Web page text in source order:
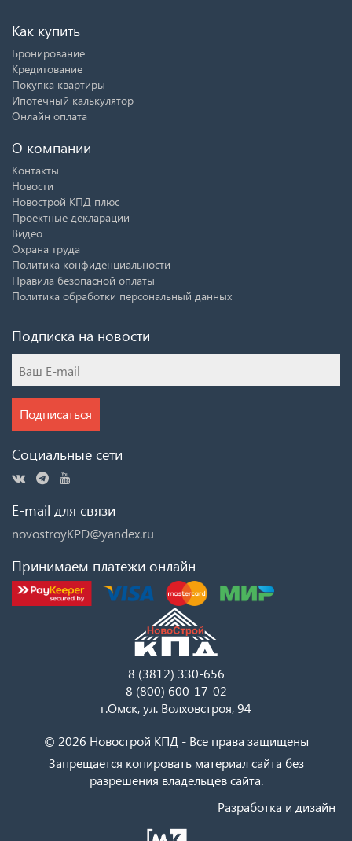
Как купить
Бронирование
Кредитование
Покупка квартиры
Ипотечный калькулятор
Онлайн оплата
О компании
Контакты
Новости
Новострой КПД плюс
Проектные декларации
Видео
Охрана труда
Политика конфиденциальности
Правила безопасной оплаты
Политика обработки персональный данных
Подписка на новости
Подписаться
Социальные сети
E-mail для связи
novostroyKPD@yandex.ru
Принимаем платежи онлайн
8 (3812) 330-656
8 (800) 600-17-02
г.Омск, ул. Волховстроя, 94
© 2026 Новострой КПД - Все права защищены
Запрещается копировать материал сайта без
разрешения владельцев сайта.
Разработка и дизайн